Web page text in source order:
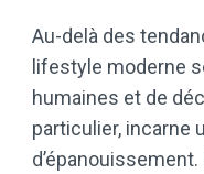
Au-delà des
lifestyle moderne
humaines et de
particulier, incarne